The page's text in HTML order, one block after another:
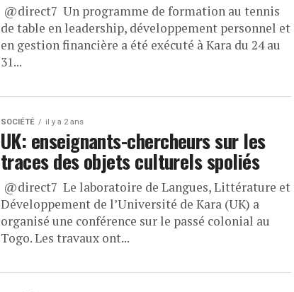
@direct7 Un programme de formation au tennis
de table en leadership, développement personnel et
en gestion financière a été exécuté à Kara du 24 au
31...
SOCIÉTÉ il y a 2 ans
UK: enseignants-chercheurs sur les
traces des objets culturels spoliés
@direct7 Le laboratoire de Langues, Littérature et
Développement de l’Université de Kara (UK) a
organisé une conférence sur le passé colonial au
Togo. Les travaux ont...